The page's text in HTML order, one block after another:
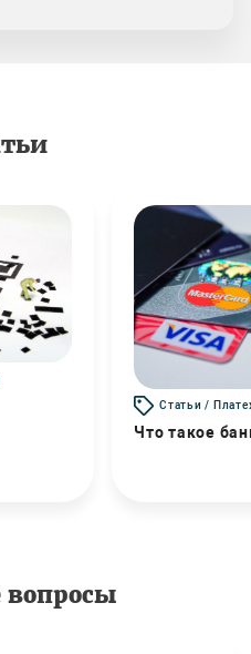
Статьи /
Что такое
вопросы